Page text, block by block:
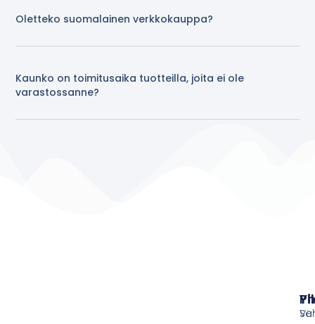
Oletteko suomalainen verkkokauppa?
Kaunko on toimitusaika tuotteilla, joita ei ole
varastossanne?